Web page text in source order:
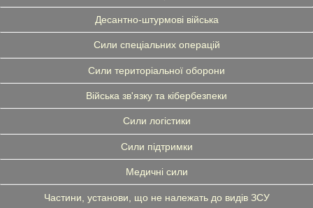
Десантно-штурмові війська
Сили спеціальних операцій
Сили територіальної оборони
Війська зв'язку та кібербезпеки
Сили логістики
Сили підтримки
Медичні сили
Частини, установи, що не належать до видів ЗСУ